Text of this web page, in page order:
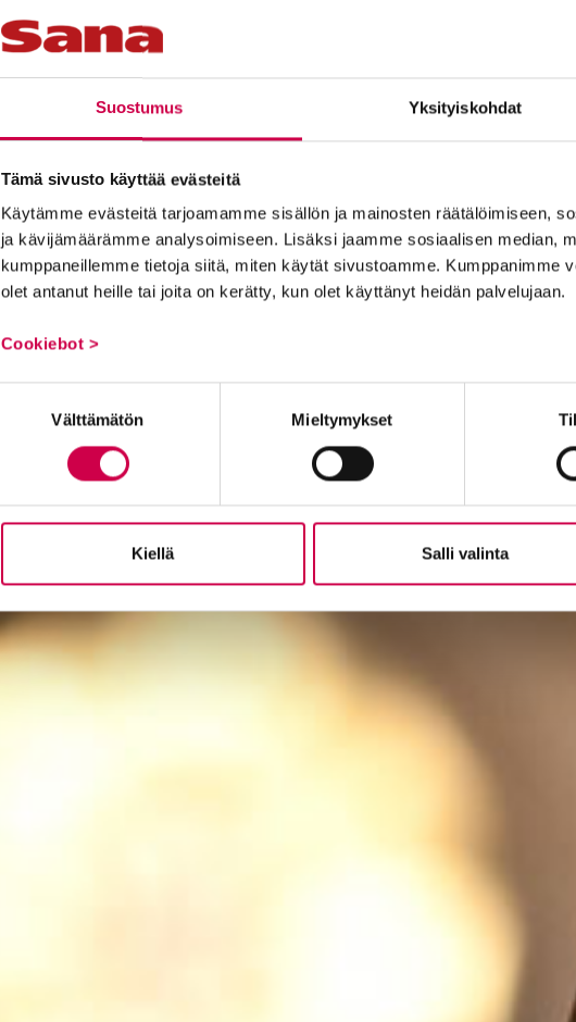
Suostumus Yksityiskohdat
Tämä sivusto käyttää evästeitä
Käytämme evästeitä tarjoamamme sisällön ja mainosten räätälöimiseen,
ja kävijämäärämme analysoimiseen. Lisäksi jaamme sosiaalisen median,
kumppaneillemme tietoja siitä, miten käytät sivustoamme. Kumppanimme
olet antanut heille tai joita on kerätty, kun olet käyttänyt heidän palvelujaan.
Cookiebot >
Välttämätön Mieltymykset
Kiellä Salli valinta